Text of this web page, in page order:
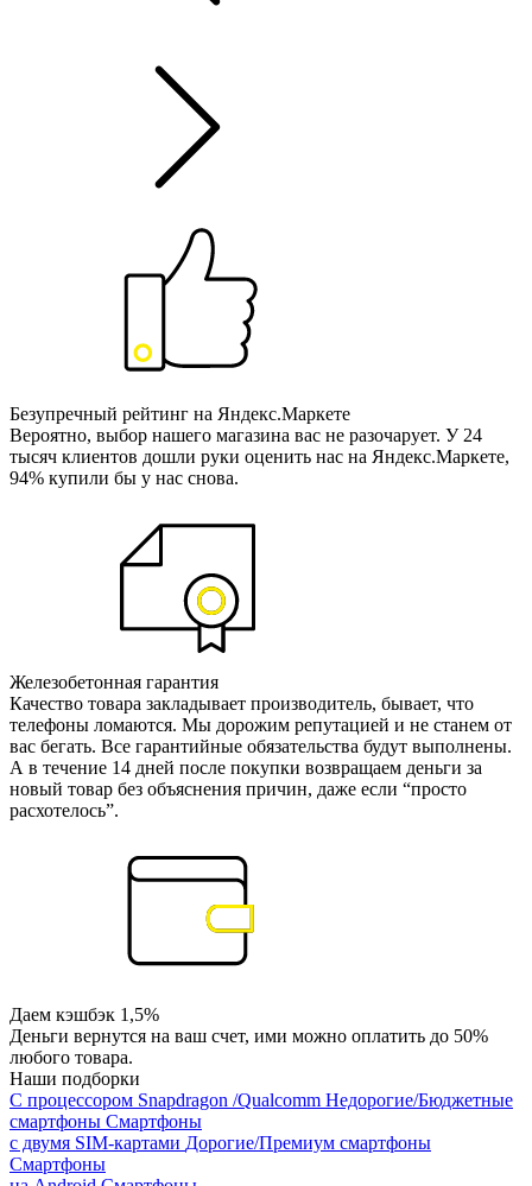
Безупречный рейтинг на Яндекс.Маркете
Вероятно, выбор нашего магазина вас не разочарует. У 24
тысяч клиентов дошли руки оценить нас на Яндекс.Маркете,
94% купили бы у нас снова.
Железобетонная гарантия
Качество товара закладывает производитель, бывает, что
телефоны ломаются. Мы дорожим репутацией и не станем от
вас бегать. Все гарантийные обязательства будут выполнены.
А в течение 14 дней после покупки возвращаем деньги за
новый товар без объяснения причин, даже если “просто
расхотелось”.
Даем кэшбэк 1,5%
Деньги вернутся на ваш счет, ими можно оплатить до 50%
любого товара.
Наши подборки
С процессором Snapdragon /Qualcomm Недорогие/Бюджетные
смартфоны Смартфоны
с двумя SIM-картами Дорогие/Премиум смартфоны
Смартфоны